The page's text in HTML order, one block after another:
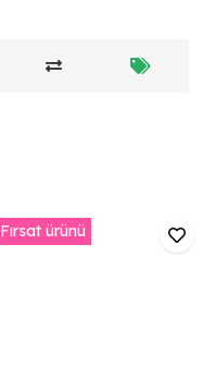
Fırsat ürünü